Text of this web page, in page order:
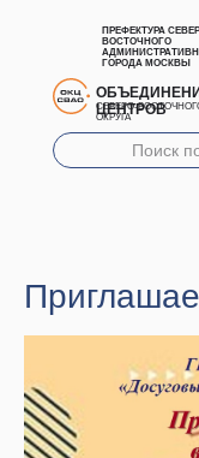
ПРЕФЕКТУРА
ВОСТОЧНОГО
ГОРОДА МОСКВЫ
ЦЕНТРОВ
СЕВЕРО-
ОКРУГА